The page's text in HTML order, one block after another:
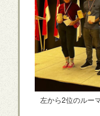
左から2位のルー